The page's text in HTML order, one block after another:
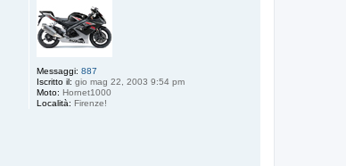
Messaggi: 887
Iscritto il: gio mag 22, 2003 9:54 pm
Moto: Hornet1000
Località: Firenze!